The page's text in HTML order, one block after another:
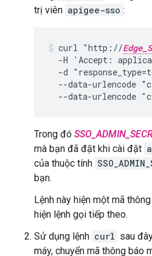
trị viên apigee-sso :
curl "http://
-H 'Accept:
-d
--data-urlencode
--data-urlencode
Trong đó
mà bạn đã đặt khi cài đặt
của thuộc tính
bạn.
Lệnh này hiện một mã
hiện lệnh gọi tiếp theo.
Sử dụng lệnh curl sau
máy, chuyển mã thông báo